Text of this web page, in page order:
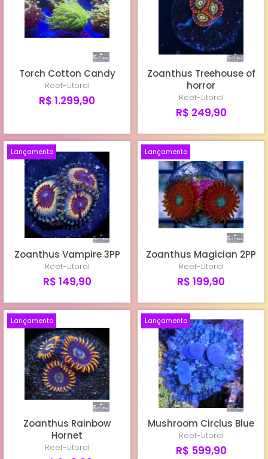
Torch Cotton Candy
Reef-Litoral
R$ 1.299,90
Zoanthus Treehouse of
horror
Reef-Litoral
R$ 249,90
Lançamento
Zoanthus Vampire 3PP
Reef-Litoral
R$ 149,90
Lançamento
Zoanthus Magician 2PP
Reef-Litoral
R$ 199,90
Lançamento
Zoanthus Rainbow
Hornet
Reef-Litoral
Lançamento
Mushroom Circlus Blue
Reef-Litoral
R$ 599,90